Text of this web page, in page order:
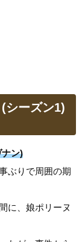
シーズン1)
ン)
ぶりで周囲の期
に、娘ポリーヌ